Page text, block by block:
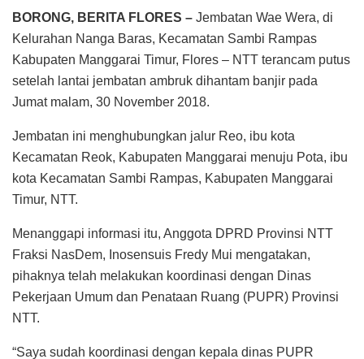
BORONG, BERITA FLORES – Jembatan Wae Wera, di
Kelurahan Nanga Baras, Kecamatan Sambi Rampas
Kabupaten Manggarai Timur, Flores – NTT terancam putus
setelah lantai jembatan ambruk dihantam banjir pada
Jumat malam, 30 November 2018.
Jembatan ini menghubungkan jalur Reo, ibu kota
Kecamatan Reok, Kabupaten Manggarai menuju Pota, ibu
kota Kecamatan Sambi Rampas, Kabupaten Manggarai
Timur, NTT.
Menanggapi informasi itu, Anggota DPRD Provinsi NTT
Fraksi NasDem, Inosensuis Fredy Mui mengatakan,
pihaknya telah melakukan koordinasi dengan Dinas
Pekerjaan Umum dan Penataan Ruang (PUPR) Provinsi
NTT.
“Saya sudah koordinasi dengan kepala dinas PUPR